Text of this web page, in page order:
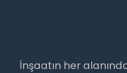
İnşaatın her